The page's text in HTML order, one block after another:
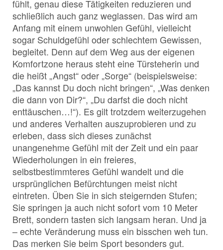
fühlt, genau diese Tätigkeiten reduzieren und
schließlich auch ganz weglassen. Das wird am
Anfang mit einem unwohlen Gefühl, vielleicht
sogar Schuldgefühl oder schlechtem Gewissen,
begleitet. Denn auf dem Weg aus der eigenen
Komfortzone heraus steht eine Türsteherin und
die heißt „Angst“ oder „Sorge“ (beispielsweise:
„Das kannst Du doch nicht bringen“, „Was denken
die dann von Dir?“, „Du darfst die doch nicht
enttäuschen…!“). Es gilt trotzdem weiterzugehen
und anderes Verhalten auszuprobieren und zu
erleben, dass sich dieses zunächst
unangenehme Gefühl mit der Zeit und ein paar
Wiederholungen in ein freieres,
selbstbestimmteres Gefühl wandelt und die
ursprünglichen Befürchtungen meist nicht
eintreten. Üben Sie in sich steigernden Stufen;
Sie springen ja auch nicht sofort vom 10 Meter
Brett, sondern tasten sich langsam heran. Und ja
– echte Veränderung muss ein bisschen weh tun.
Das merken Sie beim Sport besonders gut.